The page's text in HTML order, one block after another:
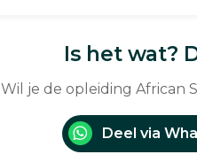
Is het wat?
Wil je de opleiding African
Deel via